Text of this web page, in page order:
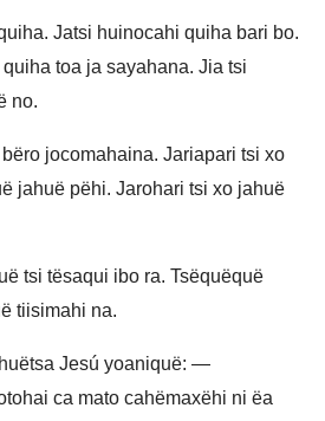
Jatsi huinocahi quiha bari bo.
quiha toa ja sayahana. Jia tsi
no.
jocomahaina. Jariapari tsi xo
jahuë pëhi. Jarohari tsi xo jahuë
tsi tësaqui ibo ra. Tsëquëquë
tiisimahi na.
Jesú yoaniquë: —
ca mato cahëmaxëhi ni ëa